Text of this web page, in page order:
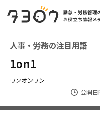
人事・労務の注目用語
1on1
ワンオンワン
公開